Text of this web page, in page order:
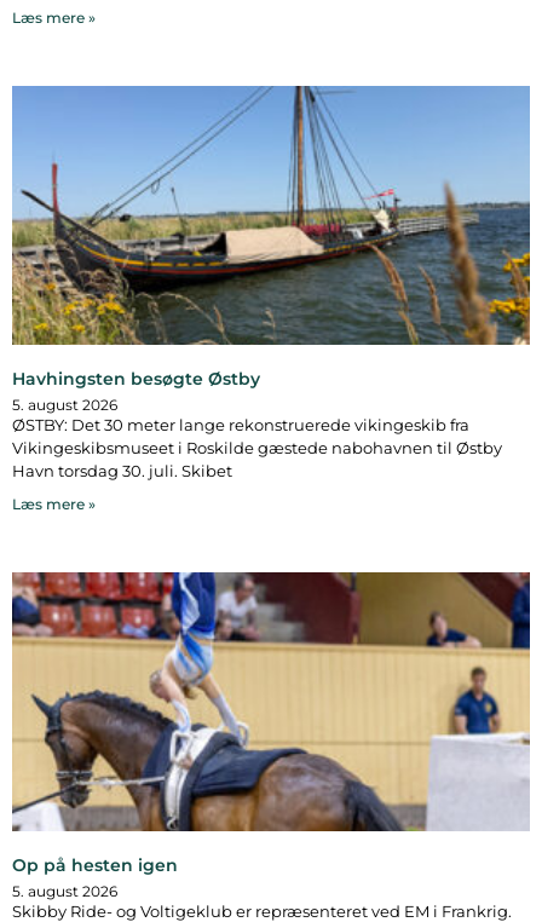
Læs mere »
Havhingsten besøgte Østby
5. august 2026
ØSTBY: Det 30 meter lange rekonstruerede vikingeskib fra
Vikingeskibsmuseet i Roskilde gæstede nabohavnen til Østby
Havn torsdag 30. juli. Skibet
Læs mere »
Op på hesten igen
5. august 2026
Skibby Ride- og Voltigeklub er repræsenteret ved EM i Frankrig.